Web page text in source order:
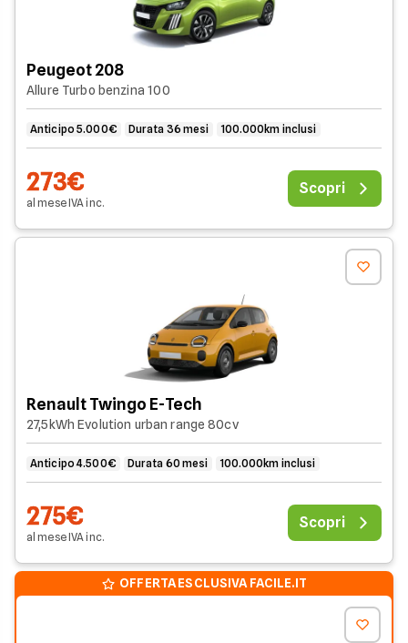
Peugeot 208
Allure Turbo benzina 100
Anticipo 5.000€ Durata 36 mesi 100.000km inclusi
273€
al meseIVAinc.
Scopri
Renault Twingo E-Tech
27,5kWh Evolution urban range 80cv
Anticipo 4.500€ Durata 60 mesi 100.000km inclusi
275€
al meseIVAinc.
Scopri
OFFERTA ESCLUSIVA FACILE.IT